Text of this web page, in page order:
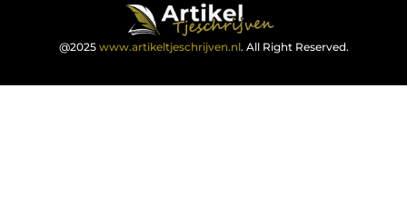
@2025 www.artikeltjeschrijven.nl. All Right Reserved.